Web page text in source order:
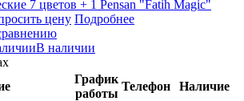
7 цветов + 1 Pensan "Fatih Magic"
цену Подробнее
В наличии
График
работы
Телефон
Наличие